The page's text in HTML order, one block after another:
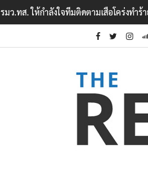
‘ภาคประชาสังคม’ รวมตัวคัดค้าน ‘มิน ออง